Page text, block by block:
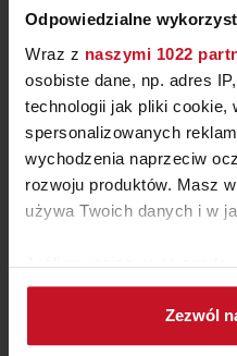
Odpowiedzialne
Wraz z naszymi 1022
osobiste dane, np. adres
technologii jak pliki cookie,
spersonalizowanych
wychodzenia naprzeciw
rozwoju produktów. Masz
używa Twoich danych i w
Jeśli wyrazisz na to
Gromadzić dane
geograficznej z
Identyfikować
Zezwól
BUFET